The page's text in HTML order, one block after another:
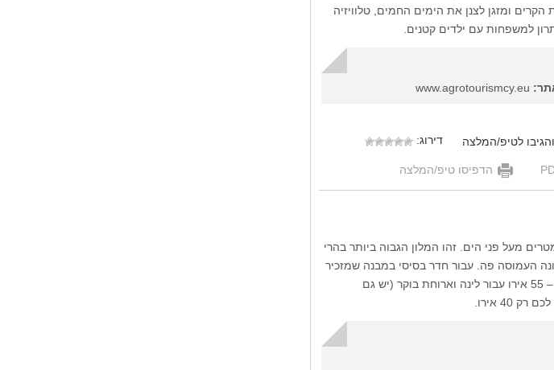
ומזגן לצנן את הימים החמים, טלוויזיה
למשפחות עם ילדים קטנים.
לטיפ/המלצה דירוג:
הדפיסו טיפ/המלצה
שני כוכבים פשוט, שעיקר קסמו במיקום שלו: 1,757 מטרים מעל פני הים. זהו המלון הגבוה ביותר בהרי
העמוסה פה. עבור חדר בסיסי במבנה שמזכיר
חדרי אירוח קיבוציים תשלמו בעונה החמה – כלומר הקרה – 55 אירו עבור לינה וארוחת בוקר (יש גם
40 אירו.